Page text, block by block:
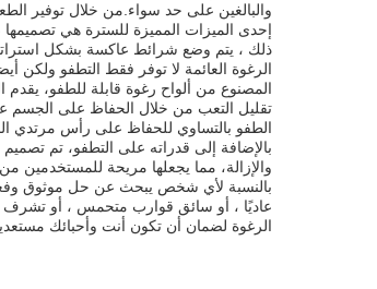
والبالغين على حد سواء.من خلال توفير
إحدى الميزات المميزة للسترة هي
ذلك ، يتم وضع شرائط عاكسة بشكل
الرغوة العائمة لا توفر فقط التطفو ولكن
المصنوع من ألواح رغوة قابلة للطفو، يقدم
تقليل التعب من خلال الحفاظ على الجسم
الطفو بالتساوي للحفاظ على رأس مرتدي
بالإضافة إلى قدراته على التطفو، تم
والإزالة، مما يجعلها مريحة للمستخدمين
بالنسبة لأي شخص يبحث عن حل موثوق وفعال
عاديًا ، أو سائق قوارب متحمس ، أو تشرف على
الرغوة لضمان أن تكون أنت وأحبائك